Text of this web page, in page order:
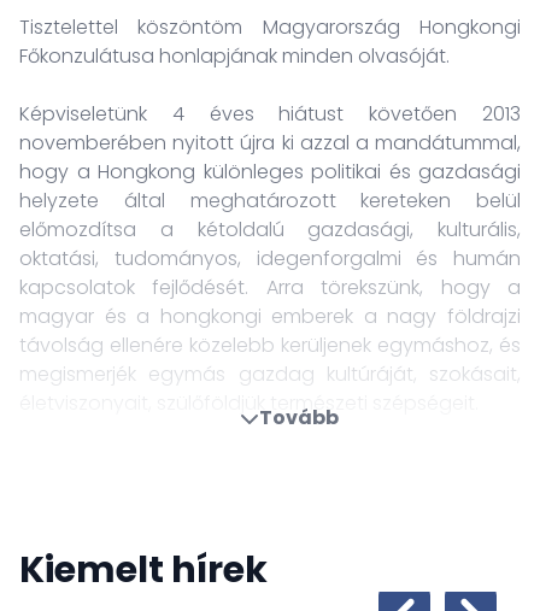
Tisztelettel köszöntöm Magyarország Hongkongi
Főkonzulátusa honlapjának minden olvasóját.
Képviseletünk 4 éves hiátust követően 2013
novemberében nyitott újra ki azzal a mandátummal,
hogy a Hongkong különleges politikai és gazdasági
helyzete által meghatározott kereteken belül
előmozdítsa a kétoldalú gazdasági, kulturális,
oktatási, tudományos, idegenforgalmi és humán
kapcsolatok fejlődését. Arra törekszünk, hogy a
magyar és a hongkongi emberek a nagy földrajzi
távolság ellenére közelebb kerüljenek egymáshoz, és
megismerjék egymás gazdag kultúráját, szokásait,
életviszonyait, szülőföldjük természeti szépségeit.
hongkongi befektetések ösztönzése.
Lehetőségeinkhez mérten, segítjük az üzleti
Tovább
Kiemelt hírek